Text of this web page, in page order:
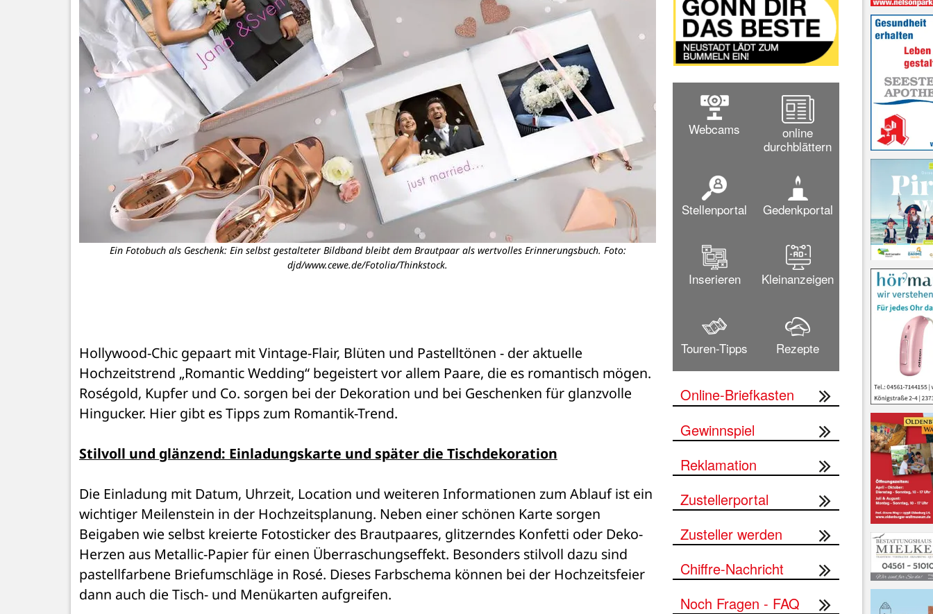
Ein Fotobuch als Geschenk: Ein selbst gestalteter Bildband bleibt dem Brautpaar als wertvolles Erinnerungsbuch. Foto:
djd/www.cewe.de/Fotolia/Thinkstock.
Hollywood-Chic gepaart mit Vintage-Flair, Blüten und Pastelltönen - der aktuelle
Hochzeitstrend „Romantic Wedding“ begeistert vor allem Paare, die es romantisch mögen.
Roségold, Kupfer und Co. sorgen bei der Dekoration und bei Geschenken für glanzvolle
Hingucker. Hier gibt es Tipps zum Romantik-Trend.
Stilvoll und glänzend: Einladungskarte und später die Tischdekoration
Die Einladung mit Datum, Uhrzeit, Location und weiteren Informationen zum Ablauf ist ein
wichtiger Meilenstein in der Hochzeitsplanung. Neben einer schönen Karte sorgen
Beigaben wie selbst kreierte Fotosticker des Brautpaares, glitzerndes Konfetti oder Deko-
Herzen aus Metallic-Papier für einen Überraschungseffekt. Besonders stilvoll dazu sind
pastellfarbene Briefumschläge in Rosé. Dieses Farbschema können bei der Hochzeitsfeier
dann auch die Tisch- und Menükarten aufgreifen.
Webcams
online
durchblättern
Stellenportal Gedenkportal
Inserieren Kleinanzeigen
Touren-Tipps Rezepte
Online-Briefkasten
Gewinnspiel
Reklamation
Zustellerportal
Zusteller werden
Chiffre-Nachricht
Noch Fragen - FAQ